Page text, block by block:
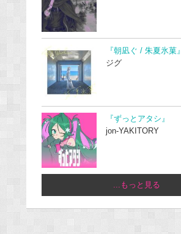
『朝凪ぐ / 朱夏氷菓』
ジグ
『ずっとアタシ』
jon-YAKITORY
...もっと見る